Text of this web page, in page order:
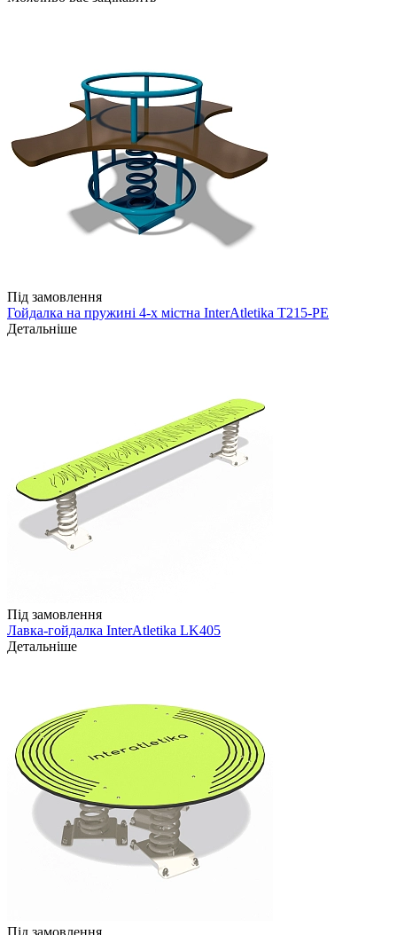
Під замовлення
Гойдалка на пружині 4-х містна InterAtletika T215-PE
Детальніше
Під замовлення
Лавка-гойдалка InterAtletika LK405
Детальніше